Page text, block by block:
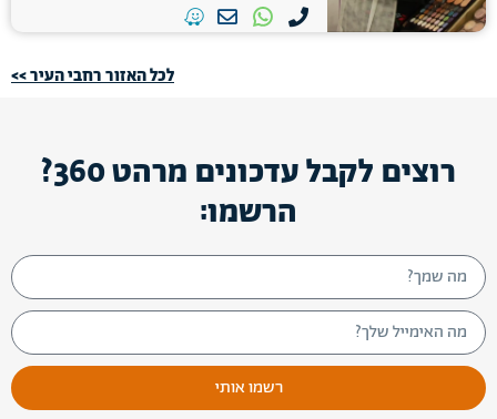
לכל האזור רחבי העיר >>
רוצים לקבל עדכונים מרהט 360?
הרשמו:
רשמו אותי